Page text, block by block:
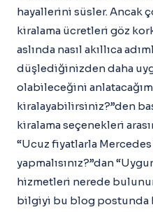
hayallerini süsler. Ancak
kiralama ücretleri göz
aslında nasıl akıllıca
düşlediğinizden daha
olabileceğini
kiralayabilirsiniz?”den
kiralama seçenekleri
“Ucuz fiyatlarla
yapmalısınız?”dan
hizmetleri nerede
bilgiyi bu blog postunda